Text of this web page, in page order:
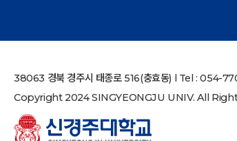
38063 경북 경주시 태종로 516(충효동) l Tel :
Copyright 2024 SINGYEONGJU UNIV. All